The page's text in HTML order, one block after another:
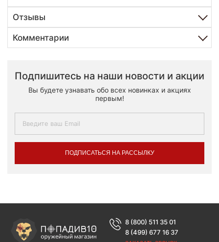
Отзывы
Комментарии
Подпишитесь на наши новости и акции
Вы будете узнавать обо всех новинках и акциях
первым!
ПОДПИСАТЬСЯ НА РАССЫЛКУ
8 (800) 511 35 01
8 (499) 677 16 37